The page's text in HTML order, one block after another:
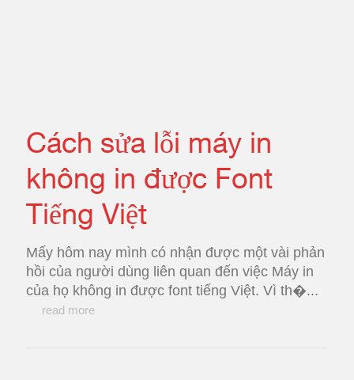
Cách sửa lỗi máy in
không in được Font
Tiếng Việt
Mấy hôm nay mình có nhận được một vài phản
hồi của người dùng liên quan đến việc Máy in
của họ không in được font tiếng Việt. Vì th�...
read more